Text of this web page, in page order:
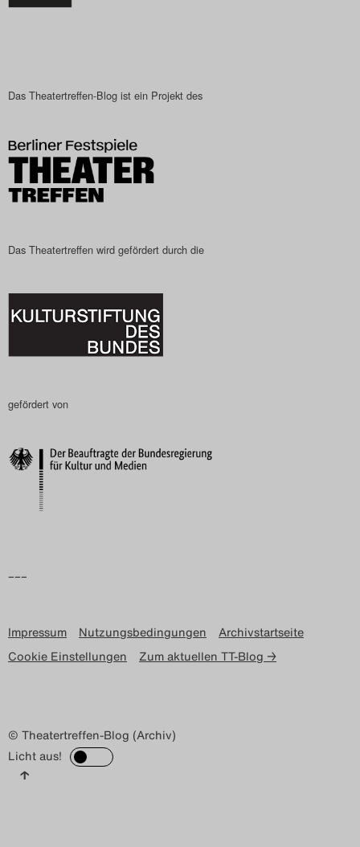
Das Theatertreffen-Blog ist ein Projekt des
Das Theatertreffen wird gefördert durch die
gefördert von
–––
Impressum Nutzungsbedingungen
Archivstartseite
Cookie Einstellungen
Zum aktuellen TT-Blog →
© Theatertreffen-Blog (Archiv)
Licht aus!
↑